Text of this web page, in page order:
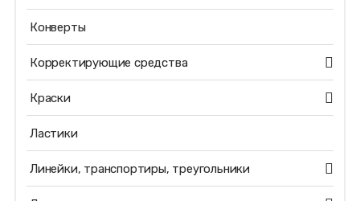
Конверты
Корректирующие средства
Краски
Ластики
Линейки, транспортиры, треугольники